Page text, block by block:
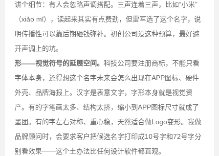
讲个细节：有人会忽略声调搭配。三声连着三声，比如“小米”
（xiǎo mǐ），读起来其实有点费劲，但雷军选了这个名字，说
明传播性可以靠后期砸钱弥补。初创公司没这种预算，最好避
开声调上的坑。
形——视觉符号的延展空间。 科技公司要注册商标，不能只看
字体本身，还得想这个名字未来会怎么出现在APP图标、硬件
外壳、品牌海报上。汉字是表意文字，字形本身就是视觉资
产。有的字笔画太多、结构太挤，缩小到APP图标尺寸就成了
墨团。有的字左右对称、重心稳，天然适合做Logo变形。我做
品牌顾问时，会要求客户把候选名字打印成10号字和72号字分
别看效果——这个土办法比任何设计软件都直观。